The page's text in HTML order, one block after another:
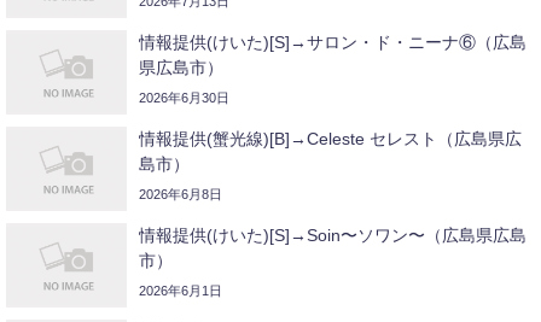
情報提供(けいた)[S]→サロン・ド・ニーナ⑥（広島
県広島市）
2026年6月30日
情報提供(蟹光線)[B]→Celeste セレスト（広島県広
島市）
2026年6月8日
情報提供(けいた)[S]→Soin〜ソワン〜（広島県広島
市）
2026年6月1日